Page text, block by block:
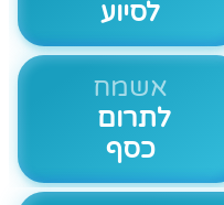
לסיוע
אשמח
לתרום
כסף